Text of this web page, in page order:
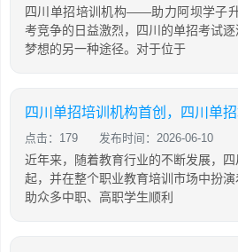
四川单招培训机构——助力阿坝学子
考竞争的日益激烈，四川的单招考试
梦想的另一种途径。对于位于
点击：179 发布时间：2026-06-10
近年来，随着教育行业的不断发展，
起，并在整个职业教育培训市场中扮
助众多中职、高职学生顺利